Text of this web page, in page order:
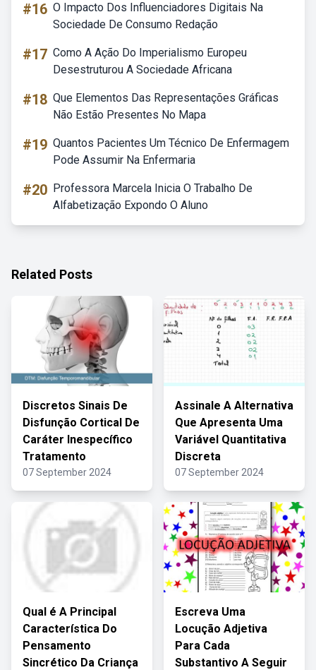
#16 O Impacto Dos Influenciadores Digitais Na
Sociedade De Consumo Redação
#17 Como A Ação Do Imperialismo Europeu
Desestruturou A Sociedade Africana
#18 Que Elementos Das Representações Gráficas
Não Estão Presentes No Mapa
#19 Quantos Pacientes Um Técnico De Enfermagem
Pode Assumir Na Enfermaria
#20 Professora Marcela Inicia O Trabalho De
Alfabetização Expondo O Aluno
Related Posts
Discretos Sinais De
Disfunção Cortical De
Caráter Inespecífico
Tratamento
07 September 2024
Assinale A Alternativa
Que Apresenta Uma
Variável Quantitativa
Discreta
07 September 2024
Qual é A Principal
Característica Do
Pensamento
Sincrético Da Criança
Escreva Uma
Locução Adjetiva
Para Cada
Substantivo A Seguir